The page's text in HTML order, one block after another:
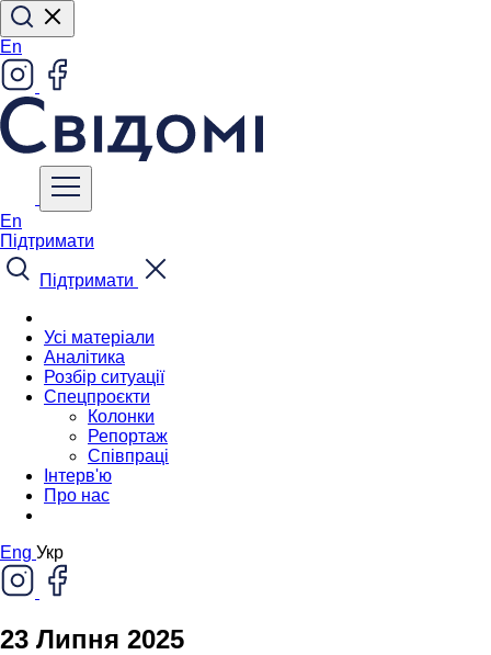
En
En
Підтримати
Підтримати
Усі матеріали
Аналітика
Розбір ситуації
Спецпроєкти
Колонки
Репортаж
Співпраці
Інтерв'ю
Про нас
Eng Укр
23 Липня 2025